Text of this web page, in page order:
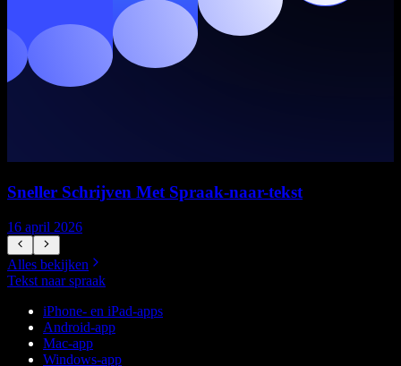
Sneller Schrijven Met Spraak-naar-tekst
16 april 2026
Alles bekijken
Tekst naar spraak
iPhone- en iPad-apps
Android-app
Mac-app
Windows-app